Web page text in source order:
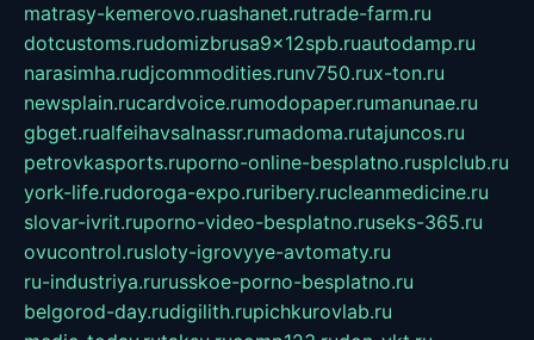
matrasy-kemerovo.ruashanet.rutrade-farm.ru
dotcustoms.rudomizbrusa9x12spb.ruautodamp.ru
narasimha.rudjcommodities.runv750.rux-ton.ru
newsplain.rucardvoice.rumodopaper.rumanunae.ru
gbget.rualfeihavsalnassr.rumadoma.rutajuncos.ru
petrovkasports.ruporno-online-besplatno.rusplclub.ru
york-life.rudoroga-expo.ruribery.rucleanmedicine.ru
slovar-ivrit.ruporno-video-besplatno.ruseks-365.ru
ovucontrol.rusloty-igrovyye-avtomaty.ru
ru-industriya.rurusskoe-porno-besplatno.ru
belgorod-day.rudigilith.rupichkurovlab.ru